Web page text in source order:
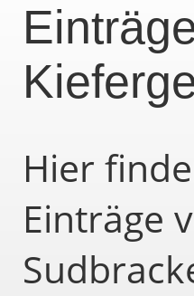
Hier
Einträge